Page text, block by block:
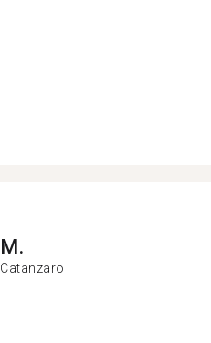
M.
Catanzaro